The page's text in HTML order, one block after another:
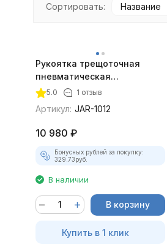
Сортировать: Название
Рукоятка трещoточная
пневматическая
укороченная Jonnesway
5.0 1 отзыв
Артикул: JAR-1012
10 980 ₽
Бонусных рублей за покупку:
329.73руб.
В наличии
В корзину
Купить в 1 клик